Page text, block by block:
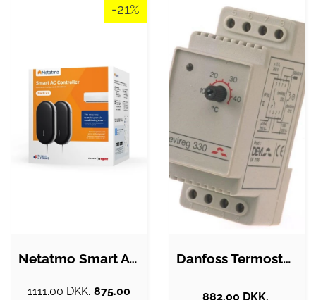
-21%
Netatmo Smart AC Controller (2-pack)
1111.00 DKK. 875.00
Danfoss Termostat 330 5/45 GRader med…
882.00 DKK.